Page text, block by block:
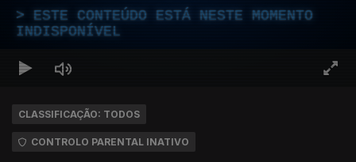
ESTE CONTEÚDO ESTÁ NESTE MOMENTO
INDISPONÍVEL
CLASSIFICAÇÃO: TODOS
CONTROLO PARENTAL INATIVO